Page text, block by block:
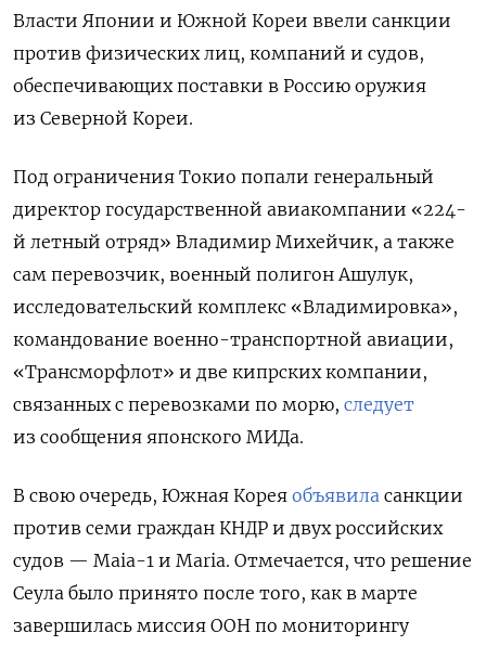
Власти Японии и Южной Кореи ввели санкции
против физических лиц, компаний и судов,
обеспечивающих поставки в Россию оружия
из Северной Кореи.
Под ограничения Токио попали генеральный
директор государственной авиакомпании «224-
й летный отряд» Владимир Михейчик, а также
сам перевозчик, военный полигон Ашулук,
исследовательский комплекс «Владимировка»,
командование военно-транспортной авиации,
«Трансморфлот» и две кипрских компании,
связанных с перевозками по морю, следует
из сообщения японского МИДа.
В свою очередь, Южная Корея объявила санкции
против семи граждан КНДР и двух российских
судов — Maia-1 и Maria. Отмечается, что решение
Сеула было принято после того, как в марте
завершилась миссия ООН по мониторингу